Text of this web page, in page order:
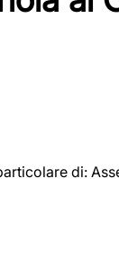
di: